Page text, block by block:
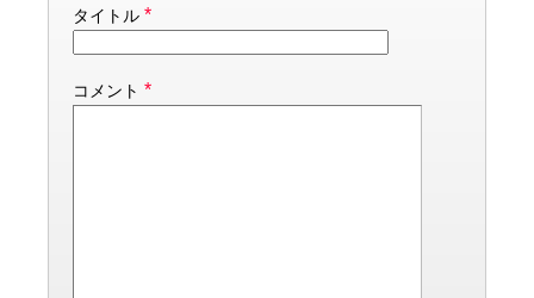
タイトル *
コメント *